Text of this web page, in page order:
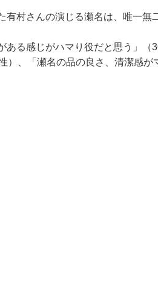
有村さんの演じる瀬名は、唯一無
ある感じがハマり役だと思う」（
）、「瀬名の品の良さ、清潔感